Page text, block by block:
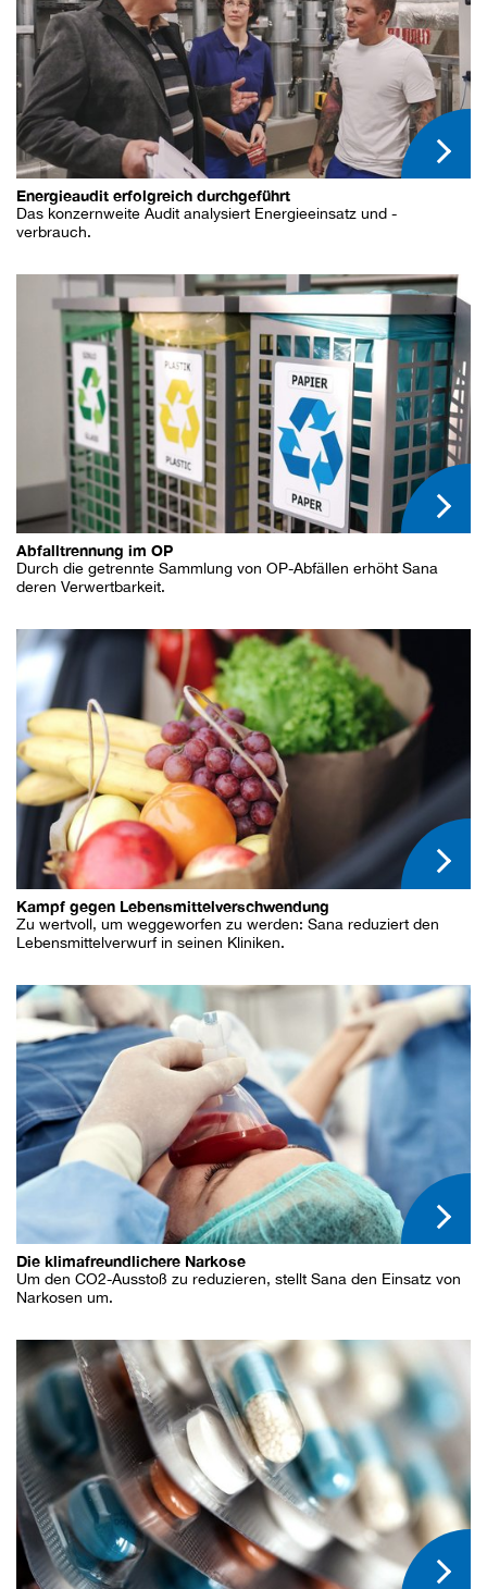
Energieaudit erfolgreich durchgeführt
Das konzernweite Audit analysiert Energieeinsatz und -
verbrauch.
Abfalltrennung im OP
Durch die getrennte Sammlung von OP-Abfällen erhöht Sana
deren Verwertbarkeit.
Kampf gegen Lebensmittelverschwendung
Zu wertvoll, um weggeworfen zu werden: Sana reduziert den
Lebensmittelverwurf in seinen Kliniken.
Die klimafreundlichere Narkose
Um den CO2-Ausstoß zu reduzieren, stellt Sana den Einsatz von
Narkosen um.